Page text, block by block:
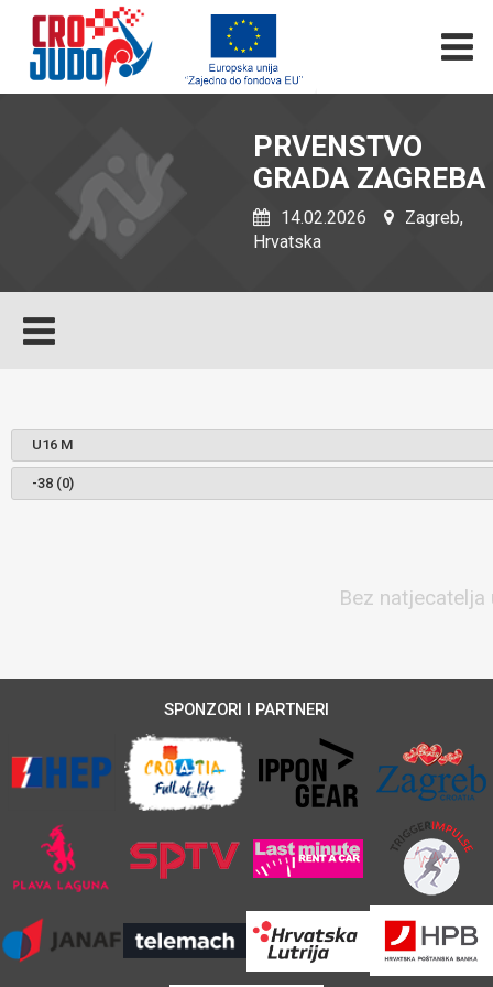
PRVENSTVO
GRADA ZAGREBA
14.02.2026
Zagreb,
Hrvatska
Bez
SPONZORI I PARTNERI